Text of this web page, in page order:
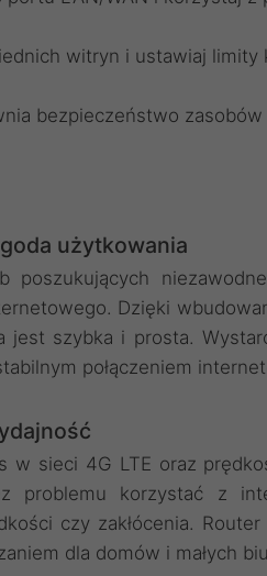
witryn i ustawiaj limity
bezpieczeństwo
użytkowania
poszukujących
Dzięki
szybka i prosta.
połączeniem
w sieci 4G LTE oraz
problemu korzystać z
czy zakłócenia. Router
dla domów i małych